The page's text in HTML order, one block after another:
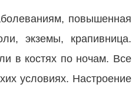
повышенная
экземы, крапивница.
в костях по ночам. Все
условиях. Настроение